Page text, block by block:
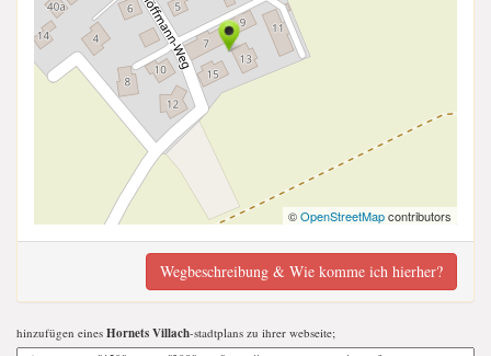
©OpenStreetMapcontributors
Wegbeschreibung & Wie komme ich hierher?
hinzufügen eines Hornets Villach-stadtplans zu ihrer webseite;